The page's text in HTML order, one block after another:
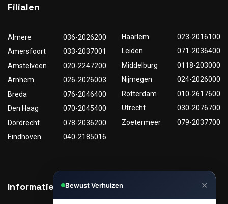
Filialen
Almere
036-2026200
Amersfoort
033-2037001
Amstelveen
020-2247200
Arnhem
026-2026003
Breda
076-2046400
Den Haag
070-2045400
Dordrecht
078-2036200
Eindhoven
040-2185016
Haarlem
023-2016100
Leiden
071-2036400
Middelburg
0118-203000
Nijmegen
024-2026000
Rotterdam
010-2617600
Utrecht
030-2076700
Zoetermeer
079-2037700
Informatie Nuttige links
Bewust Verhuizen ✕